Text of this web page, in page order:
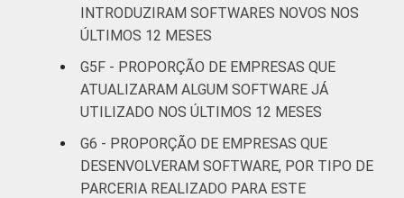
INTRODUZIRAM SOFTWARES NOVOS NOS
ÚLTIMOS 12 MESES
G5F - PROPORÇÃO DE EMPRESAS QUE
ATUALIZARAM ALGUM SOFTWARE JÁ
UTILIZADO NOS ÚLTIMOS 12 MESES
G6 - PROPORÇÃO DE EMPRESAS QUE
DESENVOLVERAM SOFTWARE, POR TIPO DE
PARCERIA REALIZADO PARA ESTE